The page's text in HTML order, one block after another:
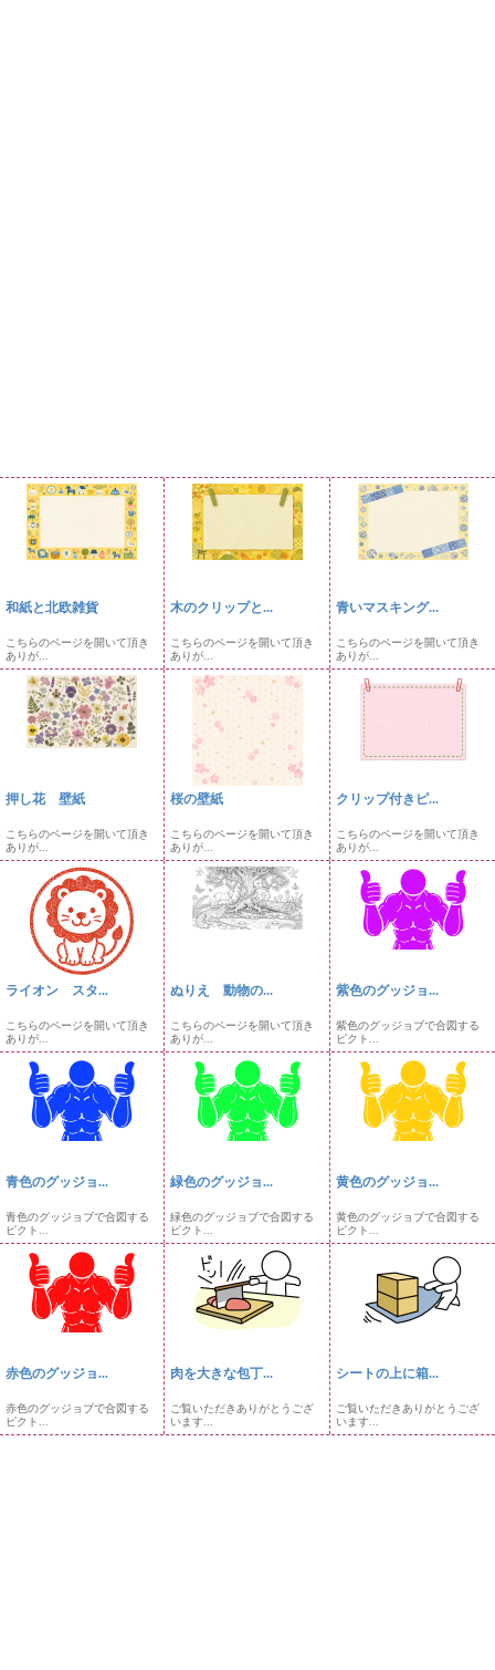
和紙と北欧雑貨
こちらのページを開いて頂き
ありが...
木のクリップと...
こちらのページを開いて頂き
ありが...
青いマスキング...
こちらのページを開いて頂き
ありが...
押し花 壁紙
こちらのページを開いて頂き
ありが...
桜の壁紙
こちらのページを開いて頂き
ありが...
クリップ付きピ...
こちらのページを開いて頂き
ありが...
ライオン スタ...
こちらのページを開いて頂き
ありが...
ぬりえ 動物の...
こちらのページを開いて頂き
ありが...
紫色のグッジョ...
紫色のグッジョブで合図する
ピクト...
青色のグッジョ...
青色のグッジョブで合図する
ピクト...
緑色のグッジョ...
緑色のグッジョブで合図する
ピクト...
黄色のグッジョ...
黄色のグッジョブで合図する
ピクト...
赤色のグッジョ...
赤色のグッジョブで合図する
ピクト...
肉を大きな包丁...
ご覧いただきありがとうござ
います...
シートの上に箱...
ご覧いただきありがとうござ
います...